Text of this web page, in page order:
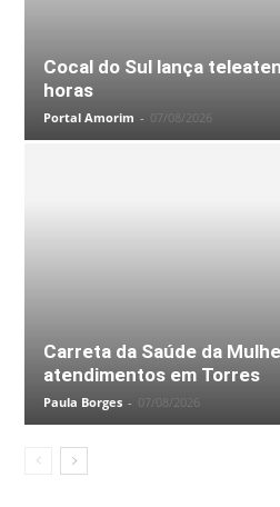
Cocal do Sul lança
horas
Portal Amorim - 07/08/2026
Carreta da Saúde da
atendimentos em Torres
Paula Borges - 07/08/2026